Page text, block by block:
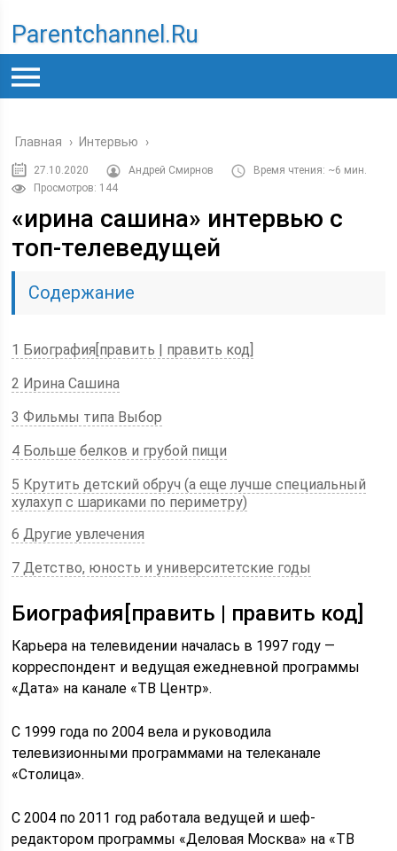
Parentchannel.ru
Главная › Интервью ›
27.10.2020 Андрей Смирнов
Время чтения: ~6 мин.
Просмотров: 144
«ирина сашина» интервью с
топ-телеведущей
Содержание
1 Биография[править | править код]
2 Ирина Сашина
3 Фильмы типа Выбор
4 Больше белков и грубой пищи
5 Крутить детский обруч (а еще лучше специальный
хулахуп с шариками по периметру)
6 Другие увлечения
7 Детство, юность и университетские годы
Биография[править | править код]
Карьера на телевидении началась в 1997 году —
корреспондент и ведущая ежедневной программы
«Дата» на канале «ТВ Центр».
С 1999 года по 2004 вела и руководила
телевизионными программами на телеканале
«Столица».
С 2004 по 2011 год работала ведущей и шеф-
редактором программы «Деловая Москва» на «ТВ